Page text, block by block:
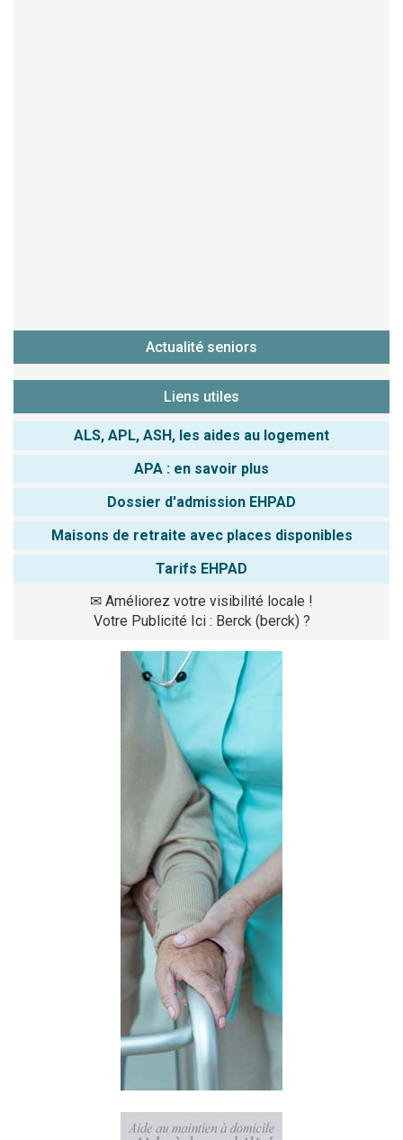
Actualité seniors
Liens utiles
ALS, APL, ASH, les aides au logement
APA : en savoir plus
Dossier d'admission EHPAD
Maisons de retraite avec places disponibles
Tarifs EHPAD
✉ Améliorez votre visibilité locale !
Votre Publicité Ici : Berck (berck) ?